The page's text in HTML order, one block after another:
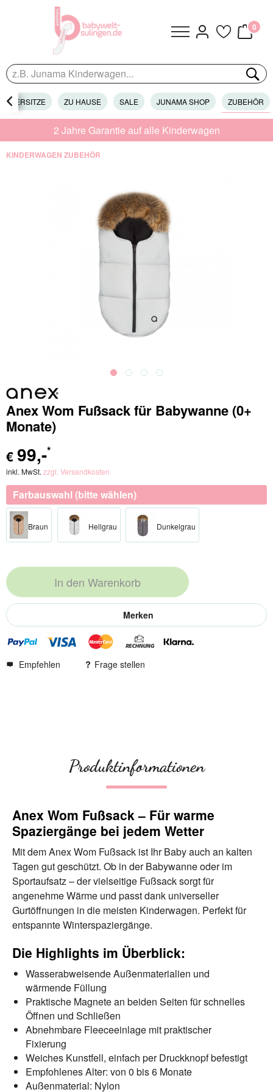
0
ZU HAUSE SALE JUNAMA SHOP ZUBEHÖR

2 Jahre Garantie auf alle Kinderwagen
KINDERWAGEN ZUBEHÖR
Anex Wom Fußsack für Babywanne (0+
Monate)
€ 99,-*
inkl. MwSt. zzgl. Versandkosten
Farbauswahl (bitte wählen)
Braun Hellgrau Dunkelgrau
In den Warenkorb
Merken
Empfehlen Frage stellen
Produktinformationen
Anex Wom Fußsack – Für warme
Spaziergänge bei jedem Wetter
Mit dem Anex Wom Fußsack ist Ihr Baby auch an kalten
Tagen gut geschützt. Ob in der Babywanne oder im
Sportaufsatz – der vielseitige Fußsack sorgt für
angenehme Wärme und passt dank universeller
Gurtöffnungen in die meisten Kinderwagen. Perfekt für
entspannte Winterspaziergänge.
Die Highlights im Überblick:
Wasserabweisende Außenmaterialien und
wärmende Füllung
Praktische Magnete an beiden Seiten für schnelles
Öffnen und Schließen
Abnehmbare Fleeceeinlage mit praktischer
Fixierung
Weiches Kunstfell, einfach per Druckknopf befestigt
Empfohlenes Alter: von 0 bis 6 Monate
Außenmaterial: Nylon